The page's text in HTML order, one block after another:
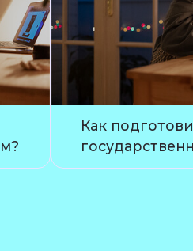
Как